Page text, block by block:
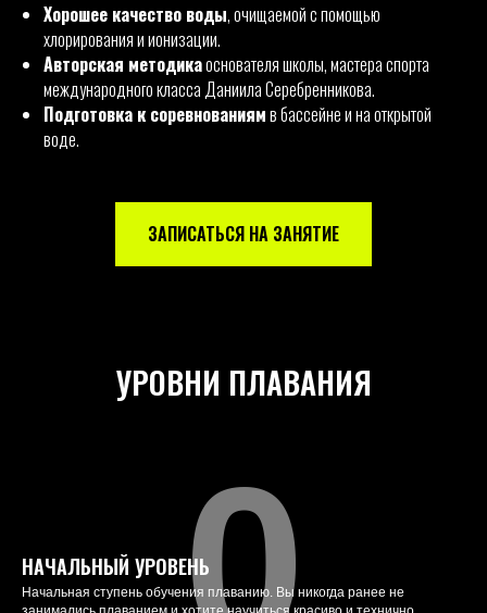
Хорошее качество воды, очищаемой с помощью
хлорирования и ионизации.
Авторская методикаоснователя школы, мастера спорта
международного класса Даниила Серебренникова.
Подготовка к соревнованиямв бассейне и на открытой
воде.
ЗАПИСАТЬСЯ НА ЗАНЯТИЕ
УРОВНИ ПЛАВАНИЯ
НАЧАЛЬНЫЙ УРОВЕНЬ
Начальная ступень обучения плаванию. Вы никогда ранее не
0